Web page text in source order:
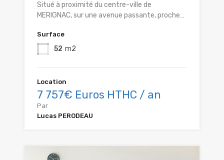
Situé à proximité du centre-ville de
MERIGNAC, sur une avenue passante, proche…
Surface
52 m2
Location
7 757€ Euros HTHC / an
Par
Lucas PERODEAU